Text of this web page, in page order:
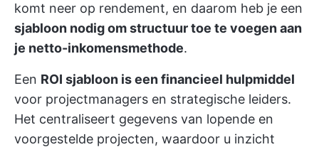
komt neer op rendement, en daarom heb je een
sjabloon nodig om structuur toe te voegen aan
je netto-inkomensmethode.
Een ROI sjabloon is een financieel hulpmiddel
voor projectmanagers en strategische leiders.
Het centraliseert gegevens van lopende en
voorgestelde projecten, waardoor u inzicht